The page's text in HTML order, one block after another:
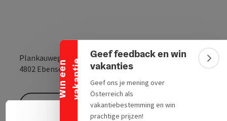
W
i
n
e
e
n
v
a
k
a
n
t
ie
Banner inklappen
Geef feedback en win
vakanties
Geef ons je mening over
Österreich als
vakantiebestemming en win
prachtige prijzen!
Plankauweg 15
4802 Ebensee Openen inOpenen
Aanvraag versturen